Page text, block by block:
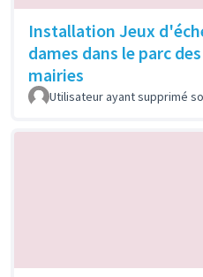
Installation Jeux
dames dans le parc
mairies
Utilisateur ayant supprimé